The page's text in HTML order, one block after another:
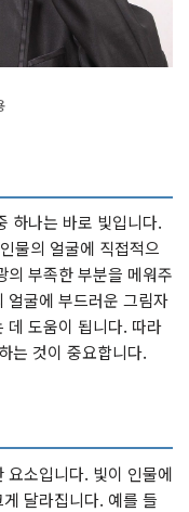
하나는 바로 빛입니다.
물의 얼굴에 직접적으
의 부족한 부분을 메워주
얼굴에 부드러운 그림자
데 도움이 됩니다. 따라
는 것이 중요합니다.
요소입니다. 빛이 인물에
달라집니다. 예를 들